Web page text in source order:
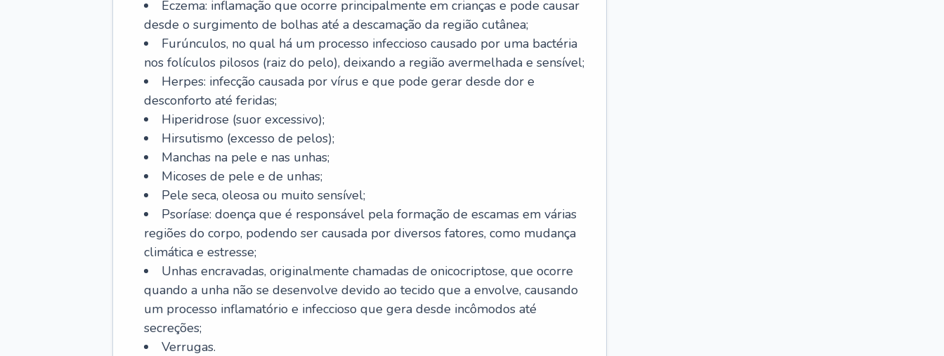
Eczema: inflamação que ocorre principalmente em crianças e pode causar
desde o surgimento de bolhas até a descamação da região cutânea;
Furúnculos, no qual há um processo infeccioso causado por uma bactéria
nos folículos pilosos (raiz do pelo), deixando a região avermelhada e sensível;
Herpes: infecção causada por vírus e que pode gerar desde dor e
desconforto até feridas;
Hiperidrose (suor excessivo);
Hirsutismo (excesso de pelos);
Manchas na pele e nas unhas;
Micoses de pele e de unhas;
Pele seca, oleosa ou muito sensível;
Psoríase: doença que é responsável pela formação de escamas em várias
regiões do corpo, podendo ser causada por diversos fatores, como mudança
climática e estresse;
Unhas encravadas, originalmente chamadas de onicocriptose, que ocorre
quando a unha não se desenvolve devido ao tecido que a envolve, causando
um processo inflamatório e infeccioso que gera desde incômodos até
secreções;
Verrugas.